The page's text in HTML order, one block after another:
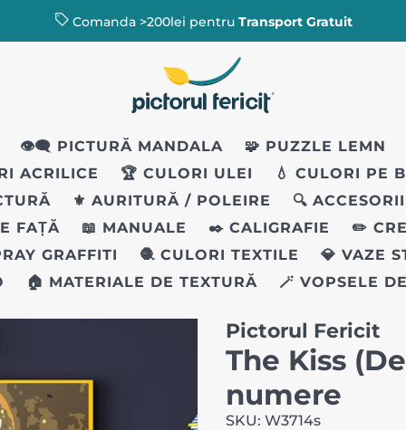
Comanda >200lei pentru Transport Gratuit
👁️‍🗨️ PICTURĂ MANDALA 🧩 PUZZLE LEMN
ACRILICE 🏆 CULORI ULEI 💧 CULORI PE
⚜️ AURITURĂ / POLEIRE 🔍
FAȚĂ 📖 MANUALE ✒️ CALIGRAFIE ✏️
GRAFFITI 🧶 CULORI TEXTILE 💎 VAZE
🏠 MATERIALE DE TEXTURĂ 🪄 VOPSELE
Pictorul Fericit
The Kiss
numere
SKU: W3714s